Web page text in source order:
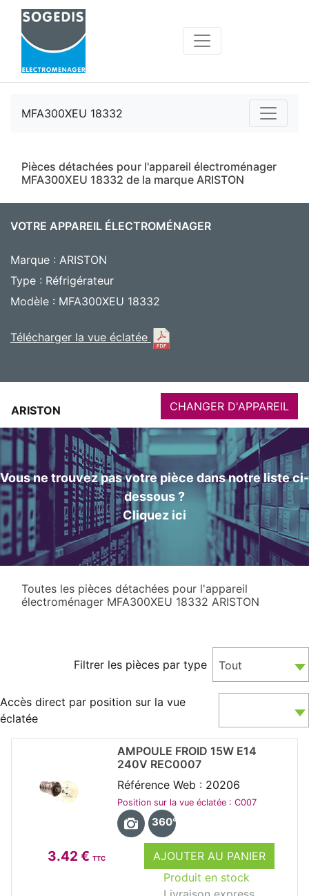
MFA300XEU 18332
Pièces détachées pour l'appareil électroménager
MFA300XEU 18332 de la marque ARISTON
VOTRE APPAREIL ÉLECTROMÉNAGER
Marque : ARISTON
Type : Réfrigérateur
Modèle : MFA300XEU 18332
Télécharger la vue éclatée
ARISTON CHANGER D'APPAREIL
Vous ne trouvez pas votre pièce dans notre liste ci-
dessous ?
Cliquez ici
Toutes les pièces détachées pour l'appareil
électroménager MFA300XEU 18332 ARISTON
Filtrer les pièces par type Tout
Accès direct par position sur la vue
éclatée
3.42 € TTC
AJOUTER AU PANIER
Produit en stock
AMPOULE FROID 15W E14
240V REC0007
Référence Web : 20206
Position sur la vue éclatée : C007
360°